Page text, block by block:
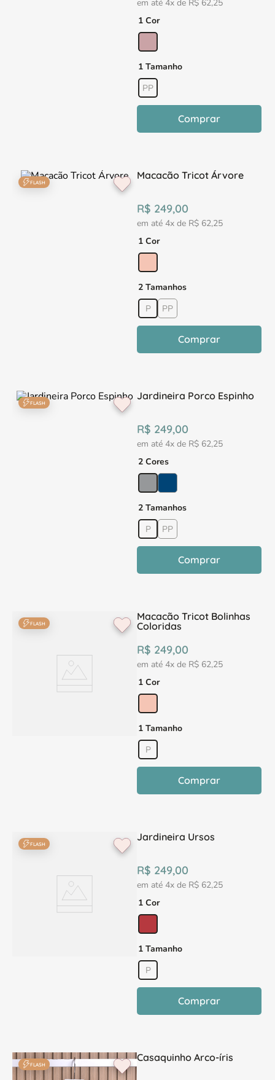
em até 4x de R$ 62,25
1 Cor
1 Tamanho
PP
Comprar
FLASH
Macacão Tricot Árvore
R$ 249,00
em até 4x de R$ 62,25
1 Cor
2 Tamanhos
P
PP
Comprar
FLASH
Jardineira Porco Espinho
R$ 249,00
em até 4x de R$ 62,25
2 Cores
2 Tamanhos
P
PP
Comprar
FLASH
Macacão Tricot Bolinhas
Coloridas
R$ 249,00
em até 4x de R$ 62,25
1 Cor
1 Tamanho
P
Comprar
FLASH
Jardineira Ursos
R$ 249,00
em até 4x de R$ 62,25
1 Cor
1 Tamanho
P
Comprar
FLASH
Casaquinho Arco-íris